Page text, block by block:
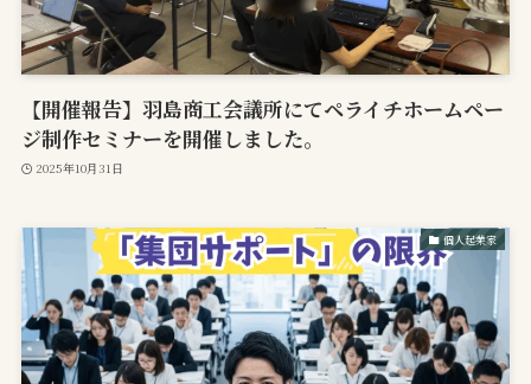
【開催報告】羽島商工会議所にてペライチホームペー
ジ制作セミナーを開催しました。
2025年10月31日
個人起業家